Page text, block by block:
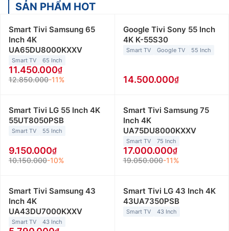
SẢN PHẨM HOT
Smart Tivi Samsung 65
Inch 4K
UA65DU8000KXXV
Smart TV 65 Inch
11.450.000
12.850.000-11%
Google Tivi Sony 55 Inch
4K K-55S30
Smart TV Google TV 55 Inch
14.500.000
Smart Tivi LG 55 Inch 4K
55UT8050PSB
Smart TV 55 Inch
9.150.000
10.150.000-10%
Smart Tivi Samsung 75
Inch 4K
UA75DU8000KXXV
Smart TV 75 Inch
17.000.000
19.050.000-11%
Smart Tivi Samsung 43
Inch 4K
UA43DU7000KXXV
Smart TV 43 Inch
Smart Tivi LG 43 Inch 4K
43UA7350PSB
Smart TV 43 Inch